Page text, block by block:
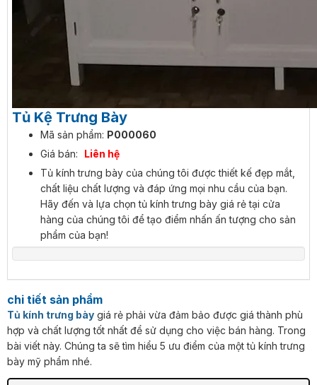
Tủ Kệ Trưng Bày
Mã sản phẩm: P000060
Giá bán:
Liên hệ
Tủ kính trưng bày của chúng tôi được thiết kế đẹp mắt,
chất liệu chất lượng và đáp ứng mọi nhu cầu của bạn.
Hãy đến và lựa chọn tủ kính trưng bày giá rẻ tại cửa
hàng của chúng tôi để tạo điểm nhấn ấn tượng cho sản
phẩm của bạn!
chi tiết sản phẩm
Tủ kính trưng bày giá rẻ phải vừa đảm bảo được giá thành phù
hợp và chất lượng tốt nhất để sử dụng cho việc bán hàng. Trong
bài viết này. Chúng ta sẽ tìm hiểu 5 ưu điểm của một tủ kính trưng
bày mỹ phẩm nhé.